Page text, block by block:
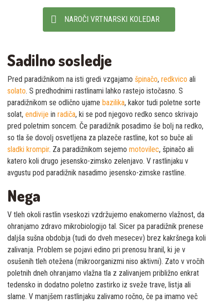
NAROČI VRTNARSKI KOLEDAR
Sadilno sosledje
Pred paradižnikom na isti gredi vzgajamo špinačo, redkvico ali
solato. S predhodnimi rastlinami lahko rastejo istočasno. S
paradižnikom se odlično ujame bazilika, kakor tudi poletne sorte
solat, endivije in radiča, ki se pod njegovo redko senco skrivajo
pred poletnim soncem. Če paradižnik posadimo še bolj na redko,
so tla še dovolj osvetljena za plazeče rastline, kot so buče ali
sladki krompir. Za paradižnikom sejemo motovilec, špinačo ali
katero koli drugo jesensko-zimsko zelenjavo. V rastlinjaku v
avgustu pod paradižnik nasadimo jesensko-zimske rastline.
Nega
V tleh okoli rastlin vseskozi vzdržujemo enakomerno vlažnost, da
ohranjamo zdravo mikrobiologijo tal. Sicer pa paradižnik prenese
daljša sušna obdobja (tudi do dveh mesecev) brez kakršnega koli
zalivanja. Problem se pojavi edino pri prenosu hranil, ki je v
osušenih tleh otežena (mikroorganizmi niso aktivni). Zato v vročih
poletnih dneh ohranjamo vlažna tla z zalivanjem približno enkrat
tedensko in dodatno poletno zastirko iz sveže trave, listja ali
slame. V manjšem rastlinjaku zalivamo ročno, če pa imamo več